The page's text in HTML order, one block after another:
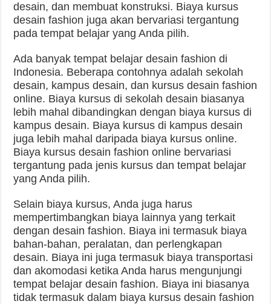
desain, dan membuat konstruksi. Biaya kursus
desain fashion juga akan bervariasi tergantung
pada tempat belajar yang Anda pilih.
Ada banyak tempat belajar desain fashion di
Indonesia. Beberapa contohnya adalah sekolah
desain, kampus desain, dan kursus desain fashion
online. Biaya kursus di sekolah desain biasanya
lebih mahal dibandingkan dengan biaya kursus di
kampus desain. Biaya kursus di kampus desain
juga lebih mahal daripada biaya kursus online.
Biaya kursus desain fashion online bervariasi
tergantung pada jenis kursus dan tempat belajar
yang Anda pilih.
Selain biaya kursus, Anda juga harus
mempertimbangkan biaya lainnya yang terkait
dengan desain fashion. Biaya ini termasuk biaya
bahan-bahan, peralatan, dan perlengkapan
desain. Biaya ini juga termasuk biaya transportasi
dan akomodasi ketika Anda harus mengunjungi
tempat belajar desain fashion. Biaya ini biasanya
tidak termasuk dalam biaya kursus desain fashion